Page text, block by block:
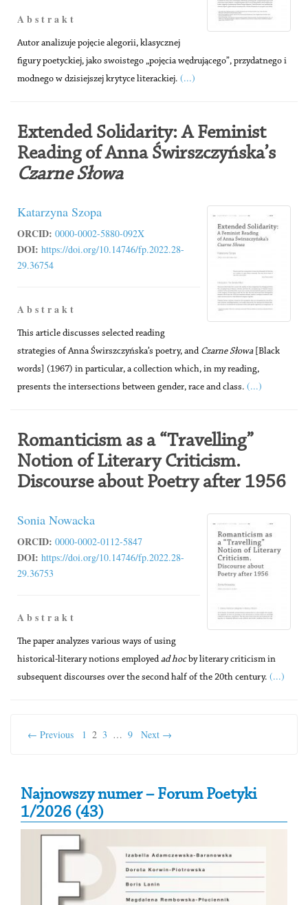
A b s t r a k t
Autor analizuje pojęcie alegorii, klasycznej
figury poetyckiej, jako swoistego „pojęcia wędrującego”, przydatnego i
modnego w dzisiejszej krytyce literackiej. (...)
Extended Solidarity: A Feminist
Reading of Anna Świrszczyńska’s
Czarne Słowa
Katarzyna Szopa
ORCID: 0000-0002-5880-092X
DOI: https://doi.org/10.14746/fp.2022.28-
29.36754
A b s t r a k t
This article discusses selected reading
strategies of Anna Świrszczyńska’s poetry, and Czarne Słowa[Black
words] (1967) in particular, a collection which, in my reading,
presents the intersections between gender, race and class. (...)
Romanticism as a “Travelling”
Notion of Literary Criticism.
Discourse about Poetry after 1956
Sonia Nowacka
ORCID: 0000-0002-0112-5847
DOI: https://doi.org/10.14746/fp.2022.28-
29.36753
A b s t r a k t
The paper analyzes various ways of using
historical-literary notions employedad hoc by literary criticism in
subsequent discourses over the second half of the 20th century. (...)
← Previous 1 2 3 … 9 Next →
Secondary Sidebar
Najnowszy numer – Forum Poetyki
1/2026 (43)